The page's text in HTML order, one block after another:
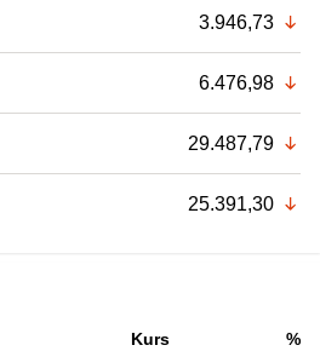
3.946,73
6.476,98
29.487,79
25.391,30
Kurs
%